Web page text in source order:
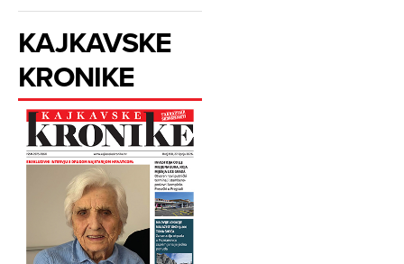
KAJKAVSKE
KRONIKE